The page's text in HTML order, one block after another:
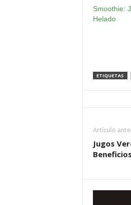
Smoothie:
Helado
ETIQUETAS
Artículo
Jugos